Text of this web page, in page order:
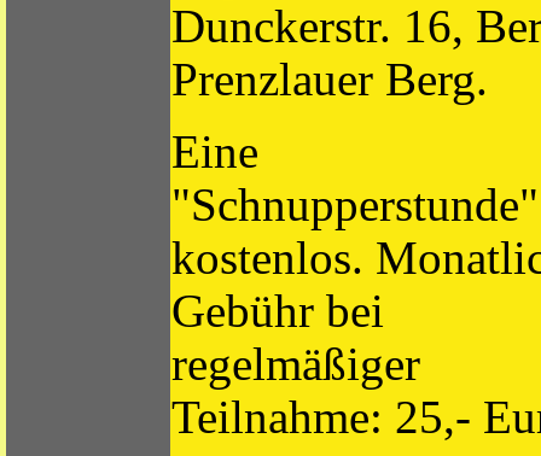
Dunckerstr. 16,
Prenzlauer Berg.
Eine
kostenlos.
Gebühr bei
regelmäßiger
Teilnahme: 25,-